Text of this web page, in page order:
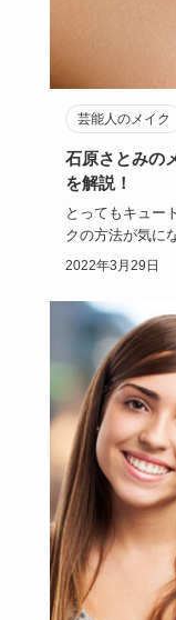
芸能人のメイク
石原さとみの
を解説！
とってもキュー
クの方法が気に
とみフェイスに…
2022年3月29日